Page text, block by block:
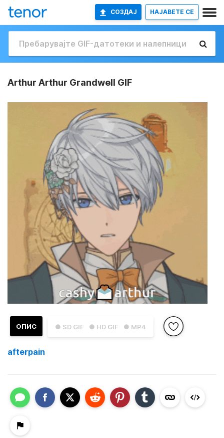
СОЗДАЈ НАЈАВETE СЕ
Arthur Arthur Grandwell GIF
● SD GIF ● HD GIF ● MP4
ОПИС
afterpain